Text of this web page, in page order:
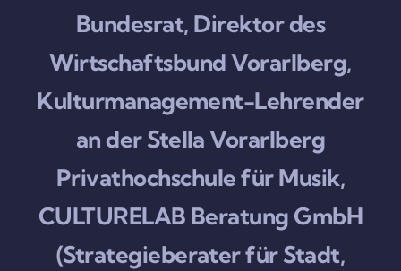
Bundesrat, Direktor des
Wirtschaftsbund Vorarlberg,
Kulturmanagement-Lehrender
an der Stella Vorarlberg
Privathochschule für Musik,
CULTURELAB Beratung GmbH
(Strategieberater für Stadt,